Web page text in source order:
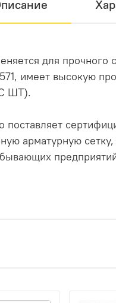
для
имеет высокую
ШТ).
арматурную